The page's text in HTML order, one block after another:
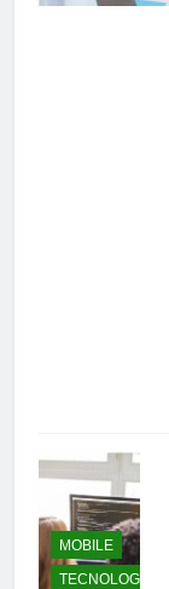
MOBILE
TECNOLOGIA